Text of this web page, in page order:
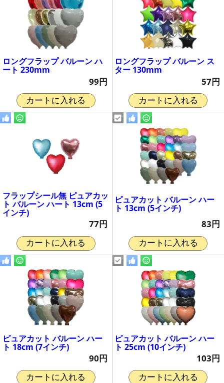
ロングフラップ バルーン ハ
ート 230mm
99円
カートに入れる
ロングフラップ バルーン ス
ター 130mm
57円
カートに入れる
フラップシール無 ピュアカッ
ト バルーン ハート 13cm (5
インチ)
77円
カートに入れる
ピュアカット バルーン ハー
ト 13cm (5インチ)
83円
カートに入れる
ピュアカット バルーン ハー
ト 18cm (7インチ)
90円
カートに入れる
ピュアカット バルーン ハー
ト 25cm (10インチ)
103円
カートに入れる